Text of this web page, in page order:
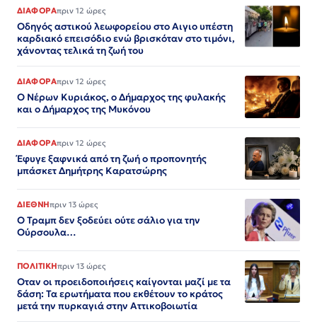
ΔΙΑΦΟΡΑπριν 12 ώρες
Οδηγός αστικού λεωφορείου στο Αιγιο υπέστη
καρδιακό επεισόδιο ενώ βρισκόταν στο τιμόνι,
χάνοντας τελικά τη ζωή του
ΔΙΑΦΟΡΑπριν 12 ώρες
Ο Νέρων Κυριάκος, o Δήμαρχος της φυλακής
και ο Δήμαρχος της Μυκόνου
ΔΙΑΦΟΡΑπριν 12 ώρες
Έφυγε ξαφνικά από τη ζωή ο προπονητής
μπάσκετ Δημήτρης Καρατσώρης
ΔΙΕΘΝΗπριν 13 ώρες
Ο Τραμπ δεν ξοδεύει ούτε σάλιο για την
Ούρσουλα…
ΠΟΛΙΤΙΚΗπριν 13 ώρες
Οταν οι προειδοποιήσεις καίγονται μαζί με τα
δάση: Τα ερωτήματα που εκθέτουν το κράτος
μετά την πυρκαγιά στην Αττικοβοιωτία